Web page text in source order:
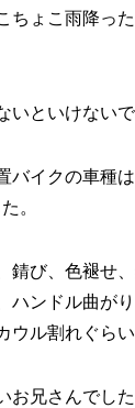
ちょこ雨降っ
いといけないで
バイクの車種
。
錆び、色褪せ
ハンドル曲が
ウル割れぐらい
お兄さんでし